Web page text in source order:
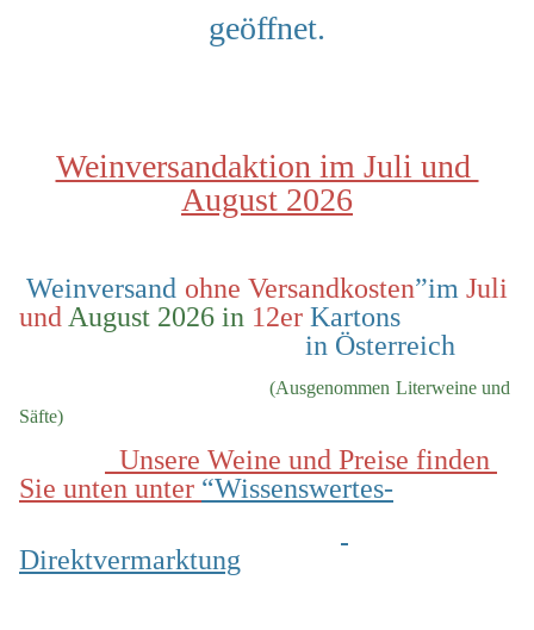
geöffnet.
Weinversandaktion im Juli und
August 2026
Weinversand ohne Versandkosten”im Juli
und August 2026 in 12er Kartons
                                        in Österreich
  (Ausgenommen Literweine und
Säfte)
  Unsere Weine und Preise finden
Sie unten unter “Wissenswertes-
Direktvermarktung